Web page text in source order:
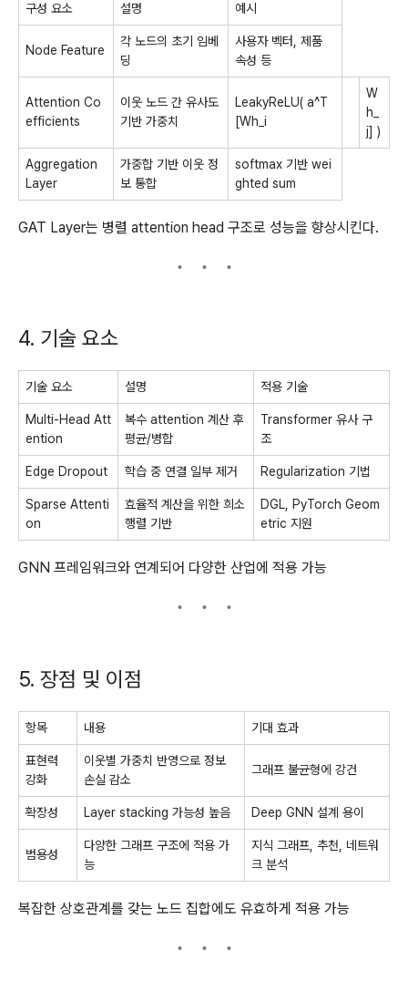
구성 요소 설명 예시
Node Feature
각 노드의 초기 임베
딩
사용자 벡터, 제품
속성 등
Attention Co
efficients
이웃 노드 간 유사도
기반 가중치
LeakyReLU( a^T
[Wh_i
W
h_
j] )
Aggregation
Layer
가중합 기반 이웃 정
보 통합
softmax 기반 wei
ghted sum
GAT Layer는 병렬 attention head 구조로 성능을 향상시킨다.
4. 기술 요소
기술 요소 설명 적용 기술
Multi-Head Att
ention
복수 attention 계산 후
평균/병합
Transformer 유사 구
조
Edge Dropout 학습 중 연결 일부 제거 Regularization 기법
Sparse Attenti
on
효율적 계산을 위한 희소
행렬 기반
DGL, PyTorch Geom
etric 지원
GNN 프레임워크와 연계되어 다양한 산업에 적용 가능
5. 장점 및 이점
항목 내용 기대 효과
표현력
강화
이웃별 가중치 반영으로 정보
손실 감소
그래프 불균형에 강건
확장성 Layer stacking 가능성 높음 Deep GNN 설계 용이
범용성
다양한 그래프 구조에 적용 가
능
지식 그래프, 추천, 네트워
크 분석
복잡한 상호관계를 갖는 노드 집합에도 유효하게 적용 가능